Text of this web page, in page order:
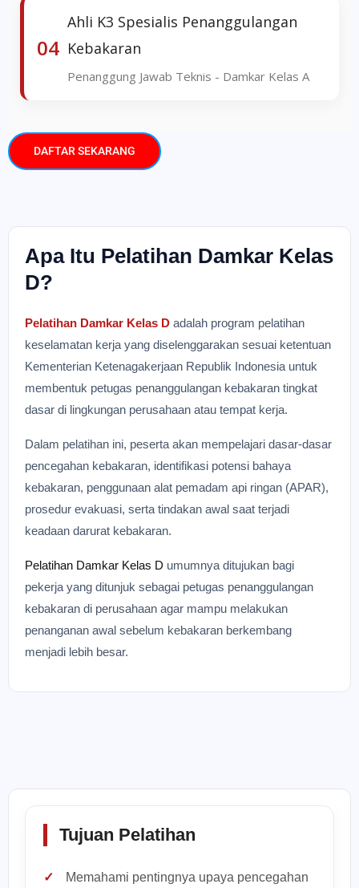
04
Ahli K3 Spesialis Penanggulangan
Kebakaran
Penanggung Jawab Teknis - Damkar Kelas A
DAFTAR SEKARANG
Apa Itu Pelatihan Damkar Kelas
D?
Pelatihan Damkar Kelas D adalah program pelatihan
keselamatan kerja yang diselenggarakan sesuai ketentuan
Kementerian Ketenagakerjaan Republik Indonesia untuk
membentuk petugas penanggulangan kebakaran tingkat
dasar di lingkungan perusahaan atau tempat kerja.
Dalam pelatihan ini, peserta akan mempelajari dasar-dasar
pencegahan kebakaran, identifikasi potensi bahaya
kebakaran, penggunaan alat pemadam api ringan (APAR),
prosedur evakuasi, serta tindakan awal saat terjadi
keadaan darurat kebakaran.
Pelatihan Damkar Kelas D umumnya ditujukan bagi
pekerja yang ditunjuk sebagai petugas penanggulangan
kebakaran di perusahaan agar mampu melakukan
penanganan awal sebelum kebakaran berkembang
menjadi lebih besar.
Tujuan Pelatihan
Memahami pentingnya upaya pencegahan